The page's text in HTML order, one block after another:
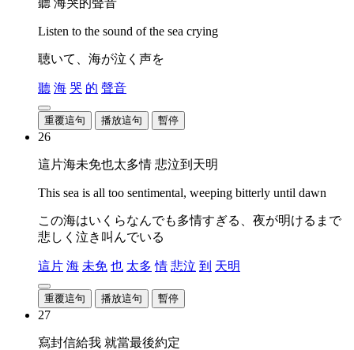
Listen to the sound of the sea crying
聴いて、海が泣く声を
聽 海 哭 的 聲音
重覆這句 播放這句 暫停
26
這片海未免也太多情 悲泣到天明
This sea is all too sentimental, weeping bitterly until dawn
この海はいくらなんでも多情すぎる、夜が明けるまで
悲しく泣き叫んでいる
這片 海 未免 也 太多 情 悲泣 到 天明
重覆這句 播放這句 暫停
27
寫封信給我 就當最後約定